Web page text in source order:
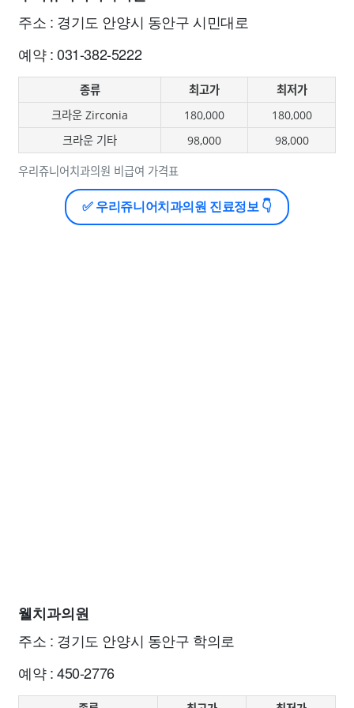
주소 : 경기도 안양시 동안구 시민대로
예약 : 031-382-5222
우리쥬니어치과의원 비급여 가격표
종류 최고가
최저가
크라운 Zirconia
180,000
180,000
크라운 기타
98,000 98,000
✅ 우리쥬니어치과의원 진료정보 👇
웰치과의원
주소 : 경기도 안양시 동안구 학의로
예약 : 450-2776